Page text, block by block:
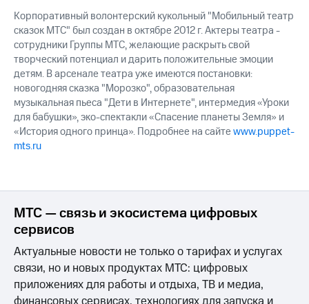
Корпоративный волонтерский кукольный "Мобильный театр
сказок МТС" был создан в октябре 2012 г. Актеры театра -
сотрудники Группы МТС, желающие раскрыть свой
творческий потенциал и дарить положительные эмоции
детям. В арсенале театра уже имеются постановки:
новогодняя сказка "Морозко", образовательная
музыкальная пьеса "Дети в Интернете", интермедия «Уроки
для бабушки», эко-спектакли «Спасение планеты Земля» и
«История одного принца». Подробнее на сайтеwww.puppet-
mts.ru
МТС — связь и экосистема цифровых
сервисов
Актуальные новости не только о тарифах и услугах
связи, но и новых продуктах МТС: цифровых
приложениях для работы и отдыха, ТВ и медиа,